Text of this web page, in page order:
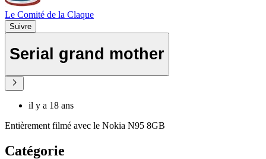
Le Comité de la Claque
Suivre
Serial grand mother
il y a 18 ans
Entièrement filmé avec le Nokia N95 8GB
Catégorie